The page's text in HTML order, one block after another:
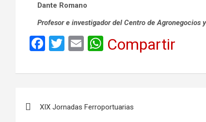
Dante Romano
Profesor e investigador del Centro de Agronegocios
F
ce
o
T
tt
E
ail
W
at
A
Compartir
XIX Jornadas Ferroportuarias